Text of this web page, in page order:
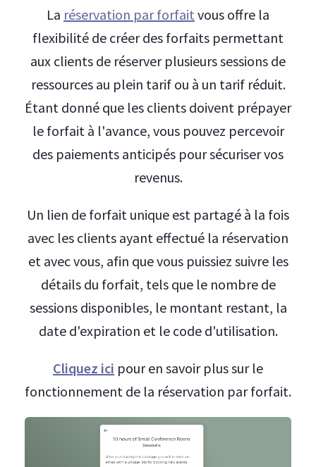
La réservation par forfaitvous offre la
flexibilité de créer des forfaits permettant
aux clients de réserver plusieurs sessions de
ressources au plein tarif ou à un tarif réduit.
Étant donné que les clients doivent prépayer
le forfait à l'avance, vous pouvez percevoir
des paiements anticipés pour sécuriser vos
revenus.
Un lien de forfait unique est partagé à la fois
avec les clients ayant effectué la réservation
et avec vous, afin que vous puissiez suivre les
détails du forfait, tels que le nombre de
sessions disponibles, le montant restant, la
date d'expiration et le code d'utilisation.
Cliquez ici pour en savoir plus sur le
fonctionnement de la réservation par forfait.